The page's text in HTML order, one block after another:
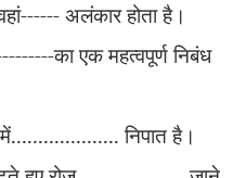
अलंकार होता है।
का एक महत्वपूर्ण निबंध
में.................... निपात है।